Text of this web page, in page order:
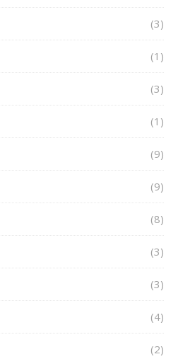
(3)
(1)
(3)
(1)
(9)
(9)
(8)
(3)
(3)
(4)
(2)